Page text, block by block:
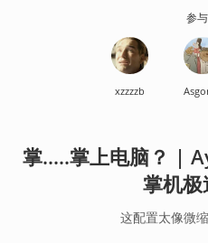
参
xzzzzb
掌.....掌上电脑？ |
掌机
这配置太像微